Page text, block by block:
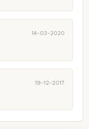
14-03-2020
19-12-2017